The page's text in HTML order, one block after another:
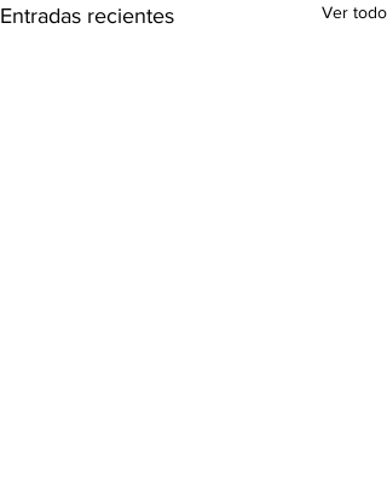
Entradas recientes Ver todo